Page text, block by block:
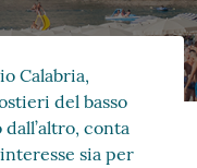
Calabria,
del basso
conta
sia per